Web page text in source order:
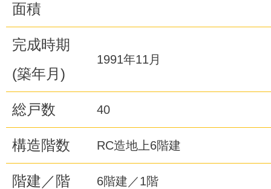
面積
完成時期
(築年月)
1991年11月
総戸数 40
構造階数 RC造地上6階建
階建／階 6階建／1階